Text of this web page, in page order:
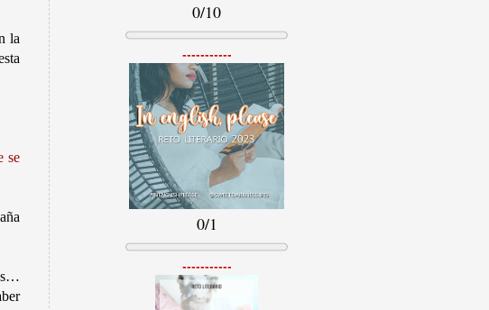
la
se
0/10
-----------
0/1
-----------